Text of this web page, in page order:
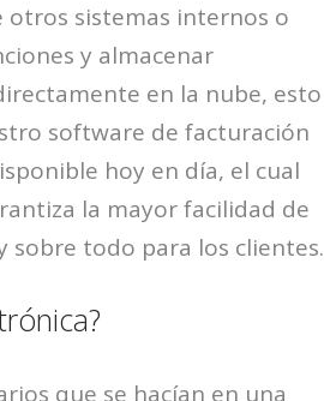
otros sistemas internos o
y almacenar
en la nube, esto
software de facturación
hoy en día, el cual
la mayor facilidad de
sobre todo para los clientes.
que se hacían en una